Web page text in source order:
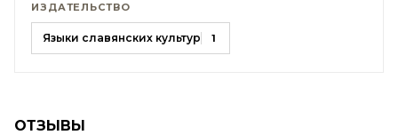
ИЗДАТЕЛЬСТВО
Языки славянских культур 1
ОТЗЫВЫ